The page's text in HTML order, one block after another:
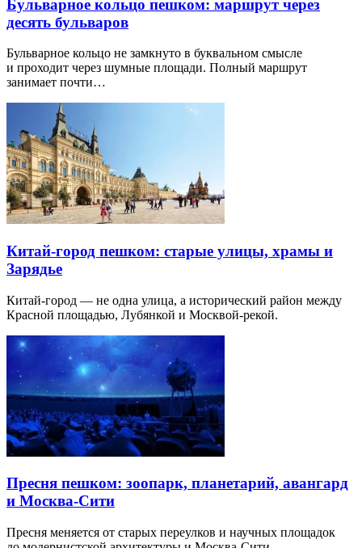
Бульварное кольцо пешком: маршрут через
десять бульваров
Бульварное кольцо не замкнуто в буквальном смысле
и проходит через шумные площади. Полный маршрут
занимает почти…
Китай-город пешком: старые улицы, храмы и
Зарядье
Китай-город — не одна улица, а исторический район между
Красной площадью, Лубянкой и Москвой-рекой.
Пресня пешком: зоопарк, планетарий, авангард
и Москва-Сити
Пресня меняется от старых переулков и научных площадок